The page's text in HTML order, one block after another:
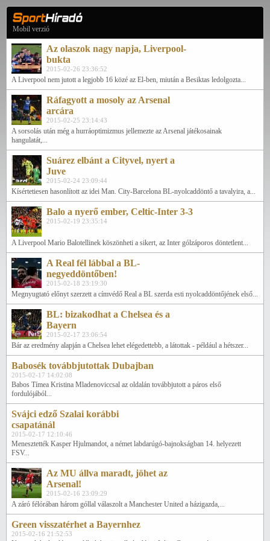
Mobil verzió
Az olaszok nagy napja, Liverpool-
bukta
2015-02-26 23:36:52
A Liverpool nem jutott a legjobb 16 közé az El-ben, miután a Besiktas ledolgozta...
Ráfagyott a mosoly az Arsenal
arcára
2015-02-25 23:14:43
A sorsolás után még a hurráoptimizmus jellemezte az Arsenal játékosainak
hangulatát,...
Suárez elbánt a Cityvel, nyert a
Juve
2015-02-24 23:09:44
Kísértetiesen hasonlított az idei Man. City-Barcelona BL-nyolcaddöntő a tavalyira, a...
Balo a nyerő ember, Celtic-Inter 3-3
2015-02-19 23:35:14
A Liverpool Mario Balotellinek köszönheti a sikert, az Inter gólzáporos döntetlent...
A Real fél lábbal a BL-
negyeddöntőben!
2015-02-18 23:19:30
Megnyugtató előnyt szerzett a címvédő Real a BL szerda esti nyolcaddöntőjének első...
BL: bizakodhat a Chelsea és a
Bayern
2015-02-17 23:06:54
Bár az eredmény alapján a Chelsea lehet elégedettebb, a látottak - például a hétszer...
Babosék továbbjutottak Dubajban
2015-02-17 14:02:08
Babos Tímea Kristina Mladenoviccsal az oldalán továbbjutott a páros első
fordulójából...
Svájci edző Szalai korábbi
csapatánál
2015-02-17 12:10:46
Menesztették Kasper Hjulmandot, a német labdarúgó-bajnokságban 14. helyezett
FSV...
Az MU állva maradt, jöhet az
Arsenal!
2015-02-16 23:09:29
A záró félórában három góllal válaszolt a Manchester United a házigazda,...
Green visszatérhet a Bayernhez
2015-02-16 21:52:53